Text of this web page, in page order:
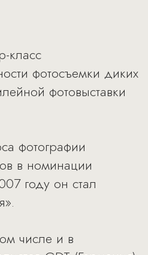
класс
фотосъемки диких
фотовыставки
фотографии
в номинации
году он стал
числе и в